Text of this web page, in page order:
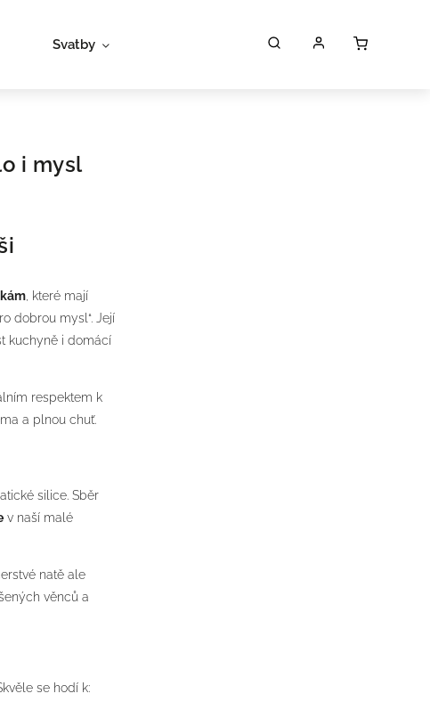
Svatby Poukazy
i mysl
, které mají
dobrou mysl“. Její
kuchyně i domácí
respektem k
a plnou chuť.
silice. Sběr
v naší malé
natě ale
věnců a
se hodí k: